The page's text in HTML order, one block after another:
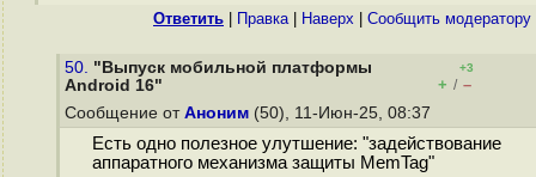
Ответить Правка| Наверх Cообщить модератору
50. "Выпуск мобильной платформы
Android 16"
+3
+ / –
Сообщение от Аноним (50), 11-Июн-25, 08:37
Есть одно полезное улутшение: "задействование
аппаратного механизма защиты MemTag"